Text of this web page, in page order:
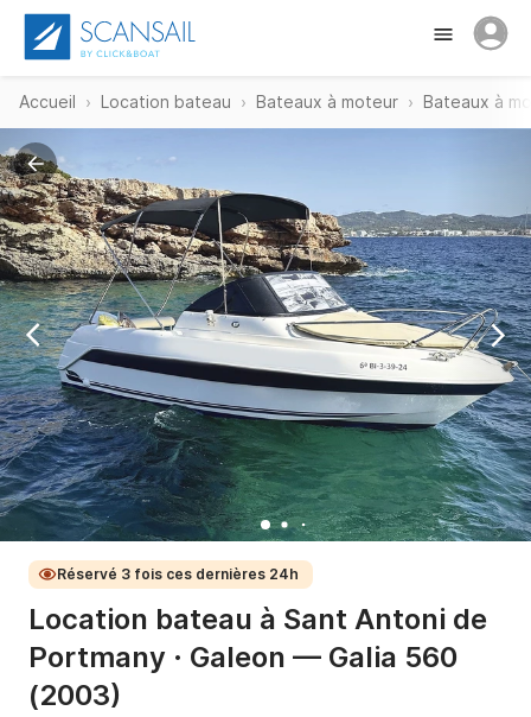
Accueil Location bateau Bateaux à moteur Bateaux à
Réservé 3 fois ces dernières 24h
Location bateau à Sant Antoni de
Portmany · Galeon — Galia 560
(2003)